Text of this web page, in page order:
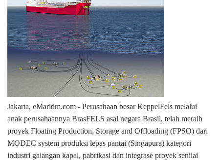
Jakarta, eMaritim.com - Perusahaan besar KeppelFels melalui
anak perusahaannya BrasFELS asal negara Brasil, telah meraih
proyek Floating Production, Storage and Offloading (FPSO) dari
MODEC system produksi lepas pantai (Singapura) kategori
industri galangan kapal, pabrikasi dan integrase proyek senilai